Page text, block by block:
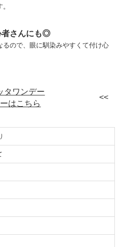
者さんにも◎
ので、眼に馴染みやすくて付け心
タワンデー
はこちら